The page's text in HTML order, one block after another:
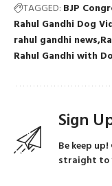
TAGGED: BJP
Rahul Gandhi Dog
rahul gandhi news
Rahul Gandhi with
Sign
Be keep
straight to